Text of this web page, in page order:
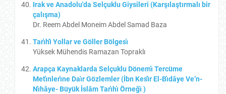
Irak ve Anadolu'da Selçuklu Giysileri (Karşılaştırmalı bir
çalışma)
Dr. Reem Abdel Moneim Abdel Samad Baza
Tarı̇hı̂ Yollar ve Göller Bölgesı̇
Yüksek Mühendis Ramazan Topraklı
Arapça Kaynaklarda Selçuklu Dönemı̇ Tercüme
Metı̇nlerı̇ne Daı̇r Gözlemler (İbn Kesı̂r El-Bı̇dâye Ve’n-
Nı̇hâye- Büyük İslâm Tarı̇hı̇ Örneğı̇ )